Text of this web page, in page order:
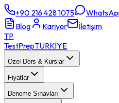
+90 216 428 1075
Blog
Kariyer
İletişim
TP
TestPrepTÜRKİYE
Özel Ders & Kurslar
Fiyatlar
Deneme Sınavları